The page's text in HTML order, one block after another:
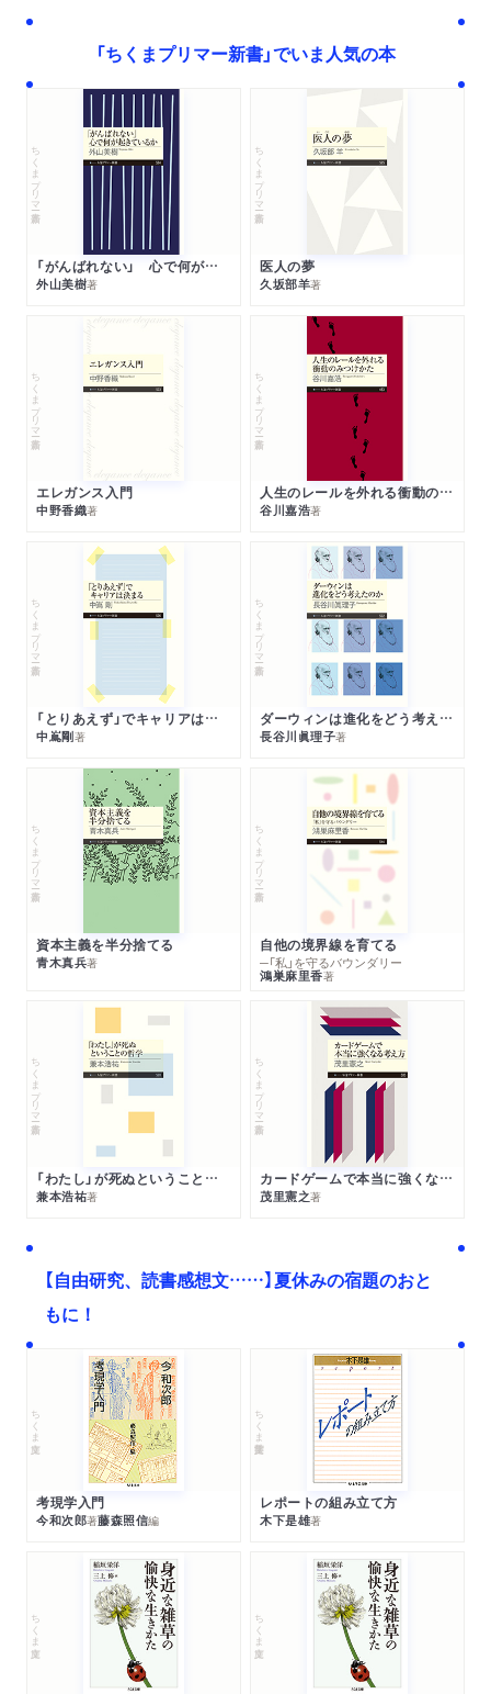
「ちくまプリマー新書」でいま人気の本
ちくまプリマー新書
「がんばれない」 心で何が起きているか
外山美樹著
ちくまプリマー新書
医人の夢
久坂部羊著
ちくまプリマー新書
エレガンス入門
中野香織著
ちくまプリマー新書
人生のレールを外れる衝動のみつけかた
谷川嘉浩著
ちくまプリマー新書
「とりあえず」でキャリアは決まる
中嶌剛著
ちくまプリマー新書
ダーウィンは進化をどう考えたのか
長谷川眞理子著
ちくまプリマー新書
資本主義を半分捨てる
青木真兵著
ちくまプリマー新書
自他の境界線を育てる
─「私」を守るバウンダリー
鴻巣麻里香著
ちくまプリマー新書
「わたし」が死ぬということの哲学
兼本浩祐著
ちくまプリマー新書
カードゲームで本当に強くなる考え方
茂里憲之著
【自由研究、読書感想文……】夏休みの宿題のおと
もに！
ちくま文庫
考現学入門
今和次郎著藤森照信編
ちくま学芸文庫
レポートの組み立て方
木下是雄著
ちくま文庫 ちくま文庫